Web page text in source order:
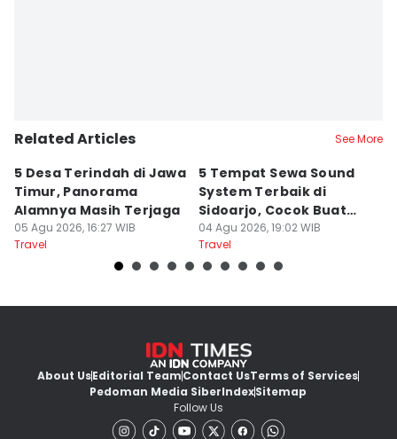
Related Articles See More
5 Desa Terindah di Jawa
Timur, Panorama
Alamnya Masih Terjaga
05 Agu 2026, 16:27 WIB
Travel
5 Tempat Sewa Sound
System Terbaik di
Sidoarjo, Cocok Buat
Agustusan
04 Agu 2026, 19:02 WIB
Travel
About UsEditorial TeamContact UsTerms of Services
Pedoman Media SiberIndexSitemap
Follow Us